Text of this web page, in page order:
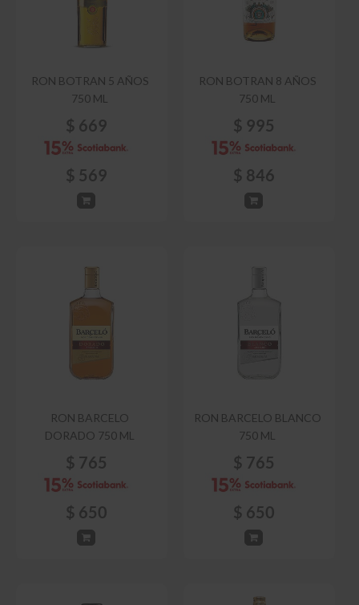
RON BOTRAN 5 AÑOS
750 ML
$ 669
$ 569
RON BOTRAN 8 AÑOS
750 ML
$ 995
$ 846
RON BARCELO
DORADO 750 ML
$ 765
$ 650
RON BARCELO BLANCO
750 ML
$ 765
$ 650